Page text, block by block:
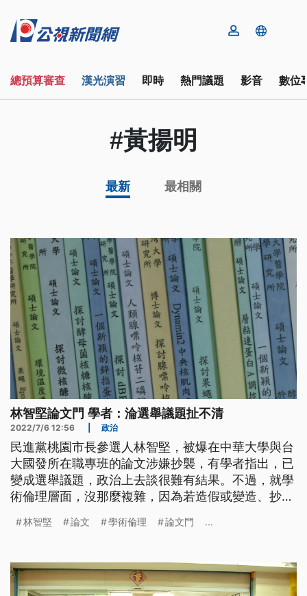
總預算審查 漢光演習 即時 熱門議題 影音 數位
#黃揚明
最新 最相關
林智堅論文門 學者：淪選舉議題扯不清
2022/7/6 12:56 政治
民進黨桃園市長參選人林智堅，被爆在中華大學與台
大國發所在職專班的論文涉嫌抄襲，有學者指出，已
變成選舉議題，政治上去談很難有結果。不過，就學
術倫理層面，沒那麼複雜，因為若造假或變造、抄
林智堅 論文 學術倫理 論文門 ...